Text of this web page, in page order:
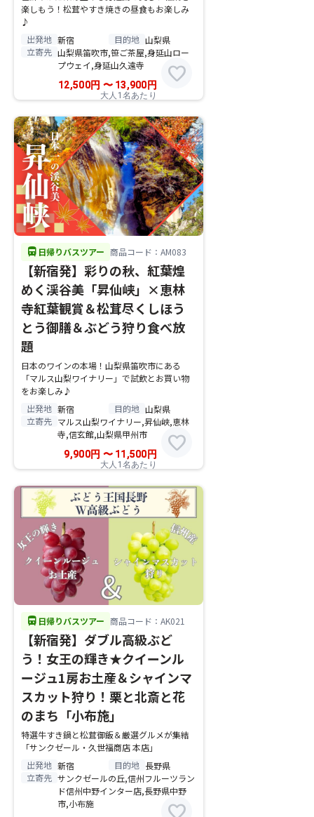
楽しもう！松茸やすき焼きの昼食もお楽しみ
♪
出発地 新宿 目的地 山梨県
立寄先 山梨県笛吹市,笹ご茶屋,身延山ロー
プウェイ,身延山久遠寺
12,500円 〜13,900 円
大人1名あたり
favorite
directions_bus 日帰りバスツアー 商品コード：AM083
【新宿発】彩りの秋、紅葉煌
めく渓谷美「昇仙峡」×恵林
寺紅葉観賞＆松茸尽くしほう
とう御膳＆ぶどう狩り食べ放
題
日本のワインの本場！山梨県笛吹市にある
「マルス山梨ワイナリー」で試飲とお買い物
をお楽しみ♪
出発地 新宿 目的地 山梨県
立寄先 マルス山梨ワイナリー,昇仙峡,恵林
寺,信玄館,山梨県甲州市
9,900円 〜11,500 円
大人1名あたり
favorite
directions_bus 日帰りバスツアー 商品コード：AK021
【新宿発】ダブル高級ぶど
う！女王の輝き★クイーンル
ージュ1房お土産＆シャインマ
スカット狩り！栗と北斎と花
のまち「小布施」
特選牛すき鍋と松茸御飯＆厳選グルメが集結
「サンクゼール・久世福商店 本店」
出発地 新宿 目的地 長野県
立寄先 サンクゼールの丘,信州フルーツラン
ド信州中野インター店,長野県中野
市,小布施
favorite